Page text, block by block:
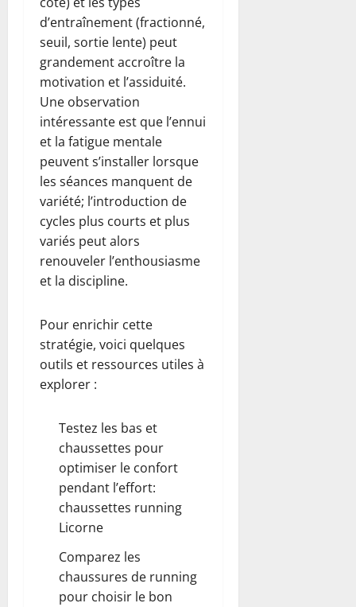
d’entraînement (fractionné,
seuil, sortie lente) peut
grandement accroître la
motivation et l’assiduité.
Une observation
intéressante est que l’ennui
et la fatigue mentale
peuvent s’installer lorsque
les séances manquent de
variété; l’introduction de
cycles plus courts et plus
variés peut alors
renouveler l’enthousiasme
et la discipline.
Pour enrichir cette
stratégie, voici quelques
outils et ressources utiles à
explorer :
Testez les bas et
chaussettes pour
optimiser le confort
pendant l’effort:
chaussettes running
Licorne
Comparez les
chaussures de running
pour choisir le bon